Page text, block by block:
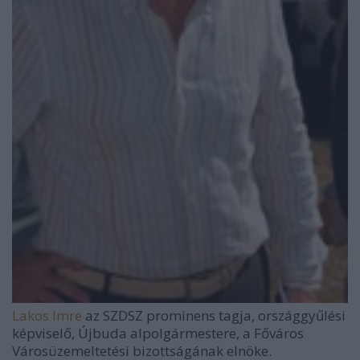
Lakos Imre az SZDSZ prominens tagja, országgyűlési
képviselő, Újbuda alpolgármestere, a Főváros
Városüzemeltetési bizottságának elnöke.